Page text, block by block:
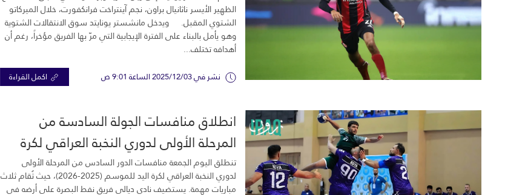
الظهير الأيسر ناثانيال براون، نجم آينتراخت فرانكفورت، خلال الميركاتو
الشتوي المقبل. ويدخل مانشستر يونايتد سوق الانتقالات الشتوية
وهو يأمل بالبناء على الفترة الإيجابية التي مرّ بها الفريق مؤخراً، رغم أن
أهدافه تختلف...
نشر في 2025/12/03 الساعة 9:01 ص اكمل القراءة
انطلاق منافسات الجولة السادسة من
المرحلة الأولى لدوري النخبة العراقي لكرة
اليد...
تنطلق اليوم الجمعة منافسات الدور السادس من المرحلة الأولى
لدوري النخبة العراقي لكرة اليد للموسم (2025-2026)، حيث تُقام ثلاث
مباريات مهمة. يستضيف نادي ديالى فريق نفط البصرة على أرضه في